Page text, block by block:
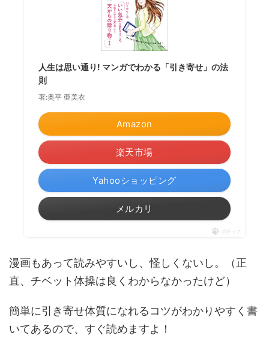
人生は思い通り! マンガでわかる「引き寄せ」の法
則
著:奥平 亜美衣
Amazon
楽天市場
Yahooショッピング
メルカリ
ポチップ
漫画もあって読みやすいし、怪しくないし。（正
直、チベット体操は良くわからなかったけど）
簡単に引き寄せ体質になれるコツがわかりやすく書
いてあるので、すぐ読めますよ！